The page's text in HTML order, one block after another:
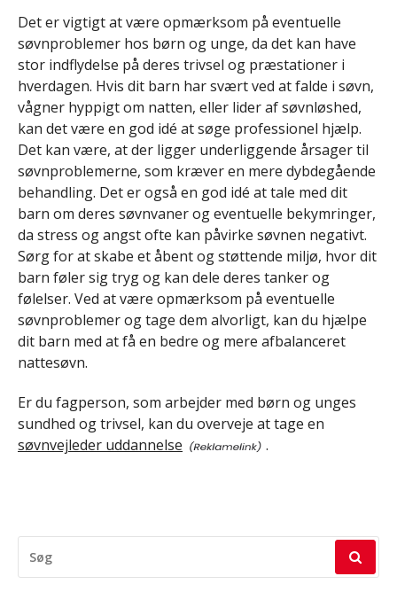
Det er vigtigt at være opmærksom på eventuelle
søvnproblemer hos børn og unge, da det kan have
stor indflydelse på deres trivsel og præstationer i
hverdagen. Hvis dit barn har svært ved at falde i søvn,
vågner hyppigt om natten, eller lider af søvnløshed,
kan det være en god idé at søge professionel hjælp.
Det kan være, at der ligger underliggende årsager til
søvnproblemerne, som kræver en mere dybdegående
behandling. Det er også en god idé at tale med dit
barn om deres søvnvaner og eventuelle bekymringer,
da stress og angst ofte kan påvirke søvnen negativt.
Sørg for at skabe et åbent og støttende miljø, hvor dit
barn føler sig tryg og kan dele deres tanker og
følelser. Ved at være opmærksom på eventuelle
søvnproblemer og tage dem alvorligt, kan du hjælpe
dit barn med at få en bedre og mere afbalanceret
nattesøvn.
Er du fagperson, som arbejder med børn og unges
sundhed og trivsel, kan du overveje at tage en
søvnvejleder uddannelse
.
EFTER: